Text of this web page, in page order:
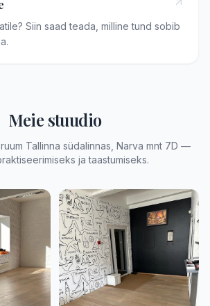
Siin saad teada, milline tund sobib
Meie stuudio
Tallinna südalinnas, Narva mnt 7D —
ja taastumiseks.